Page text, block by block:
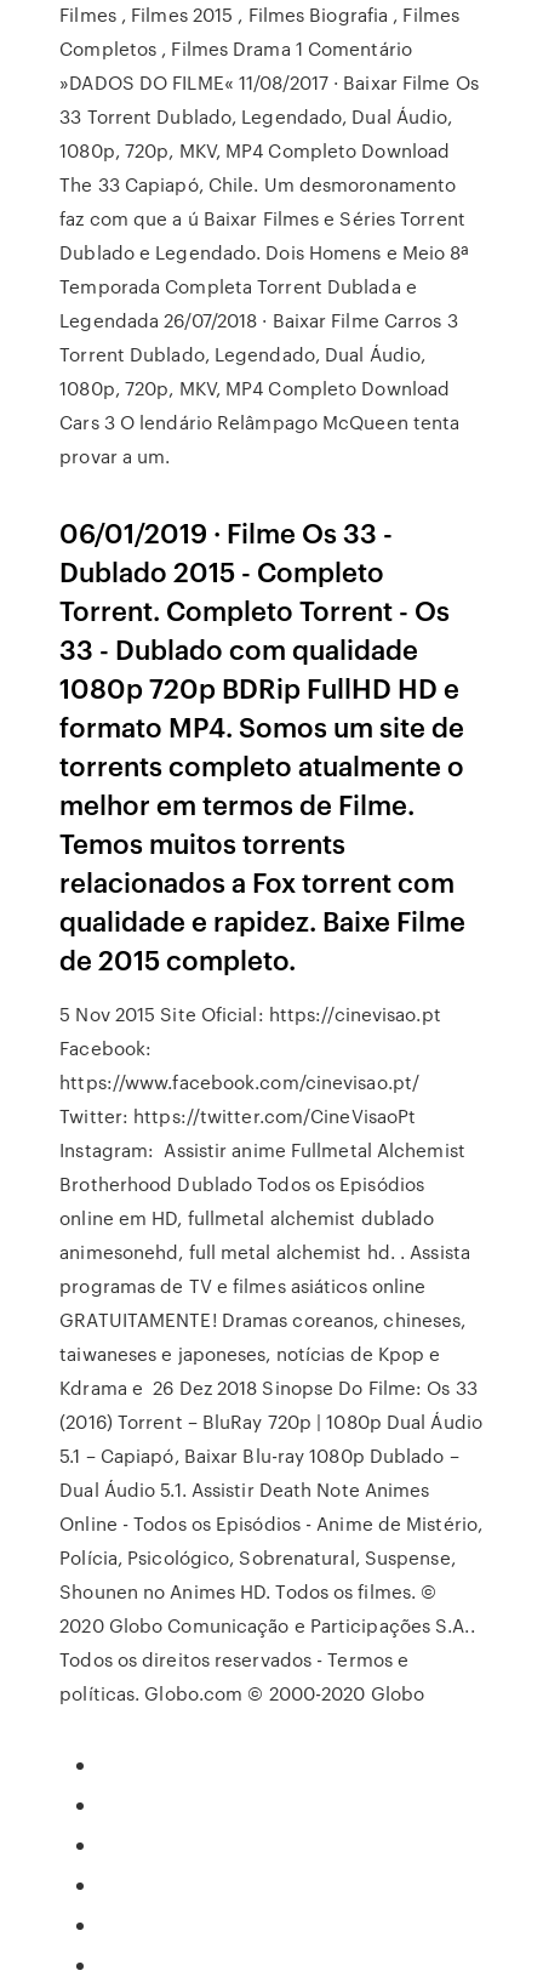
Filmes , Filmes 2015 , Filmes Biografia , Filmes
Completos , Filmes Drama 1 Comentário
»DADOS DO FILME« 11/08/2017 · Baixar Filme Os
33 Torrent Dublado, Legendado, Dual Áudio,
1080p, 720p, MKV, MP4 Completo Download
The 33 Capiapó, Chile. Um desmoronamento
faz com que a ú Baixar Filmes e Séries Torrent
Dublado e Legendado. Dois Homens e Meio 8ª
Temporada Completa Torrent Dublada e
Legendada 26/07/2018 · Baixar Filme Carros 3
Torrent Dublado, Legendado, Dual Áudio,
1080p, 720p, MKV, MP4 Completo Download
Cars 3 O lendário Relâmpago McQueen tenta
provar a um.
06/01/2019 · Filme Os 33 -
Dublado 2015 - Completo
Torrent. Completo Torrent - Os
33 - Dublado com qualidade
1080p 720p BDRip FullHD HD e
formato MP4. Somos um site de
torrents completo atualmente o
melhor em termos de Filme.
Temos muitos torrents
relacionados a Fox torrent com
qualidade e rapidez. Baixe Filme
de 2015 completo.
5 Nov 2015 Site Oficial: https://cinevisao.pt
Facebook:
https://www.facebook.com/cinevisao.pt/
Twitter: https://twitter.com/CineVisaoPt
Instagram: Assistir anime Fullmetal Alchemist
Brotherhood Dublado Todos os Episódios
online em HD, fullmetal alchemist dublado
animesonehd, full metal alchemist hd. . Assista
programas de TV e filmes asiáticos online
GRATUITAMENTE! Dramas coreanos, chineses,
taiwaneses e japoneses, notícias de Kpop e
Kdrama e 26 Dez 2018 Sinopse Do Filme: Os 33
(2016) Torrent – BluRay 720p | 1080p Dual Áudio
5.1 – Capiapó, Baixar Blu-ray 1080p Dublado –
Dual Áudio 5.1. Assistir Death Note Animes
Online - Todos os Episódios - Anime de Mistério,
Polícia, Psicológico, Sobrenatural, Suspense,
Shounen no Animes HD. Todos os filmes. ©
2020 Globo Comunicação e Participações S.A..
Todos os direitos reservados - Termos e
políticas. Globo.com © 2000-2020 Globo